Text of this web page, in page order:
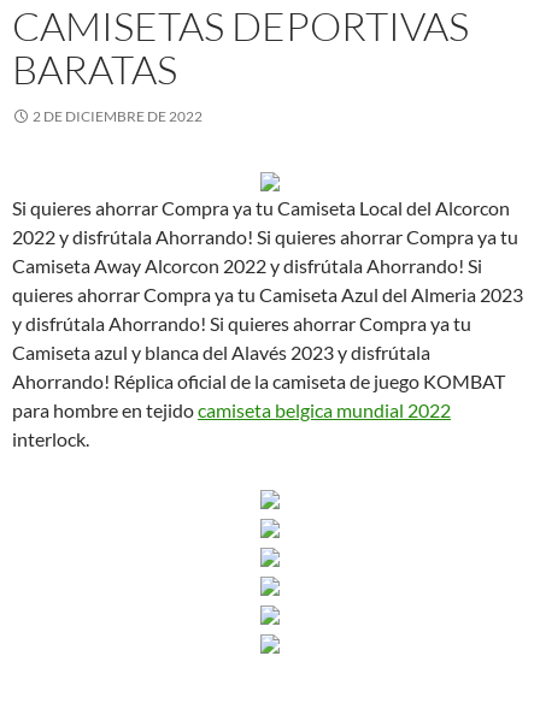
CAMISETAS DEPORTIVAS
BARATAS
2 DE DICIEMBRE DE 2022
Si quieres ahorrar Compra ya tu Camiseta Local del Alcorcon
2022 y disfrútala Ahorrando! Si quieres ahorrar Compra ya tu
Camiseta Away Alcorcon 2022 y disfrútala Ahorrando! Si
quieres ahorrar Compra ya tu Camiseta Azul del Almeria 2023
y disfrútala Ahorrando! Si quieres ahorrar Compra ya tu
Camiseta azul y blanca del Alavés 2023 y disfrútala
Ahorrando! Réplica oficial de la camiseta de juego KOMBAT
para hombre en tejidocamiseta belgica mundial 2022
interlock.